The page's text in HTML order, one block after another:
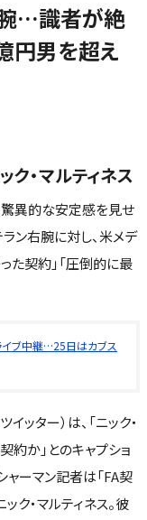
…識者が絶
円男を超え
・マルティネス
驚異的な安定感を見せ
ン右腕に対し、米メデ
た契約」「圧倒的に最
ブ中継…25日はカブス
ッター）は、「ニック・
約か」とのキャプショ
ャーマン記者は「FA契
ク・マルティネス。彼